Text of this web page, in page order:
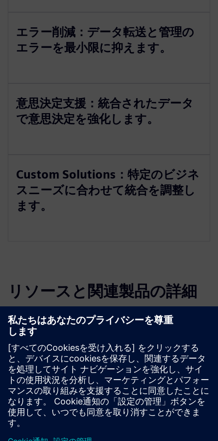
エラー削減：データ転送と管理の
エラーを最小限に抑えます。
意思決定支援：統合されたデータ
で意思決定を強化します。
Custom Solutions：特定のビジネ
スニーズに合わせて統合を調整し
ます。
リソースと関連製品の詳細
その他の情報とリソース
顧客事例：オプタイム・サブシー
顧客事例：NEL Hydrogen
製造業におけるスケーリングの課題を克服する方法
必要条件